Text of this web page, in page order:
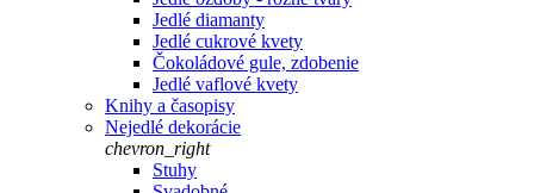
Jedlé diamanty
Jedlé cukrové kvety
Čokoládové gule, zdobenie
Jedlé vaflové kvety
Knihy a časopisy
Nejedlé dekorácie
chevron_right
Stuhy